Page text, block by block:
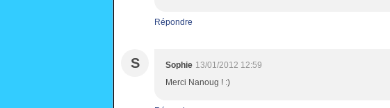
Répondre
S Sophie 13/01/2012 12:59
Merci Nanoug ! :)